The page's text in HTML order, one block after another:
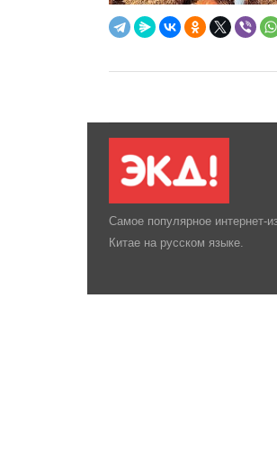
Самое популярное интернет-
Китае на русском языке.